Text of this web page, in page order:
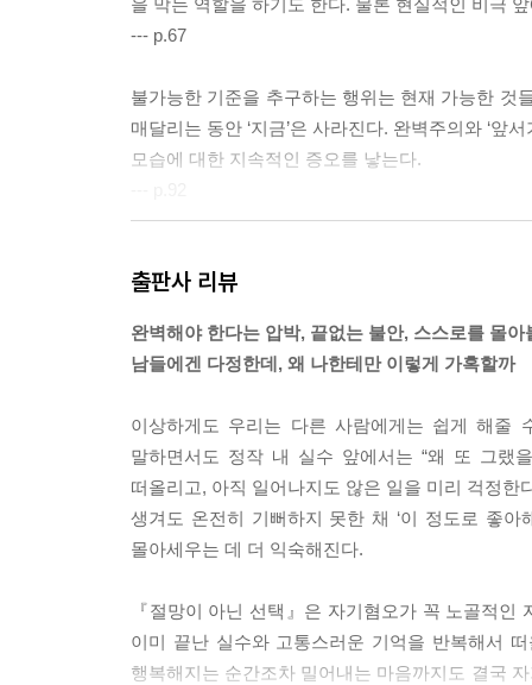
을 막는 역할을 하기도 한다. 물론 현실적인 비극
--- p.67
불가능한 기준을 추구하는 행위는 현재 가능한 것
매달리는 동안 ‘지금’은 사라진다. 완벽주의와 ‘
모습에 대한 지속적인 증오를 낳는다.
는 거대한 저장고가 될 수 있다. 이러한 환상은 대
--- p.124
방향과는 정면으로 배치된다. 이 은총의 상태에
지한다. 죄책감이나 다른 형태의 자기혐오 없이
--- p.167
우리는 “아니요”라고 말할 권리를 가져야 한다. 이
어긋난다고 느껴지는 모든 것, 내 안에서든 밖에
--- p.250
출판사 리뷰
완벽해야 한다는 압박, 끝없는 불안, 스스로를 몰아
남들에겐 다정한데, 왜 나한테만 이렇게 가혹할까
이상하게도 우리는 다른 사람에게는 쉽게 해줄
말하면서도 정작 내 실수 앞에서는 “왜 또 그랬
떠올리고, 아직 일어나지도 않은 일을 미리 걱정
생겨도 온전히 기뻐하지 못한 채 ‘이 정도로 좋
몰아세우는 데 더 익숙해진다.
『절망이 아닌 선택』은 자기혐오가 꼭 노골적
이미 끝난 실수와 고통스러운 기억을 반복해서
행복해지는 순간조차 밀어내는 마음까지도 결국